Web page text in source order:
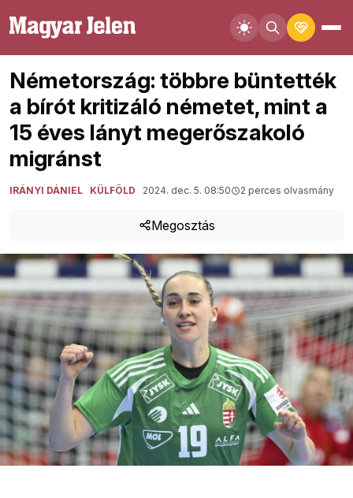
Németország: többre büntették
a bírót kritizáló németet, mint a
15 éves lányt megerőszakoló
migránst
IRÁNYI DÁNIEL KÜLFÖLD 2024. dec. 5. 08:50 2 perces olvasmány
Megosztás